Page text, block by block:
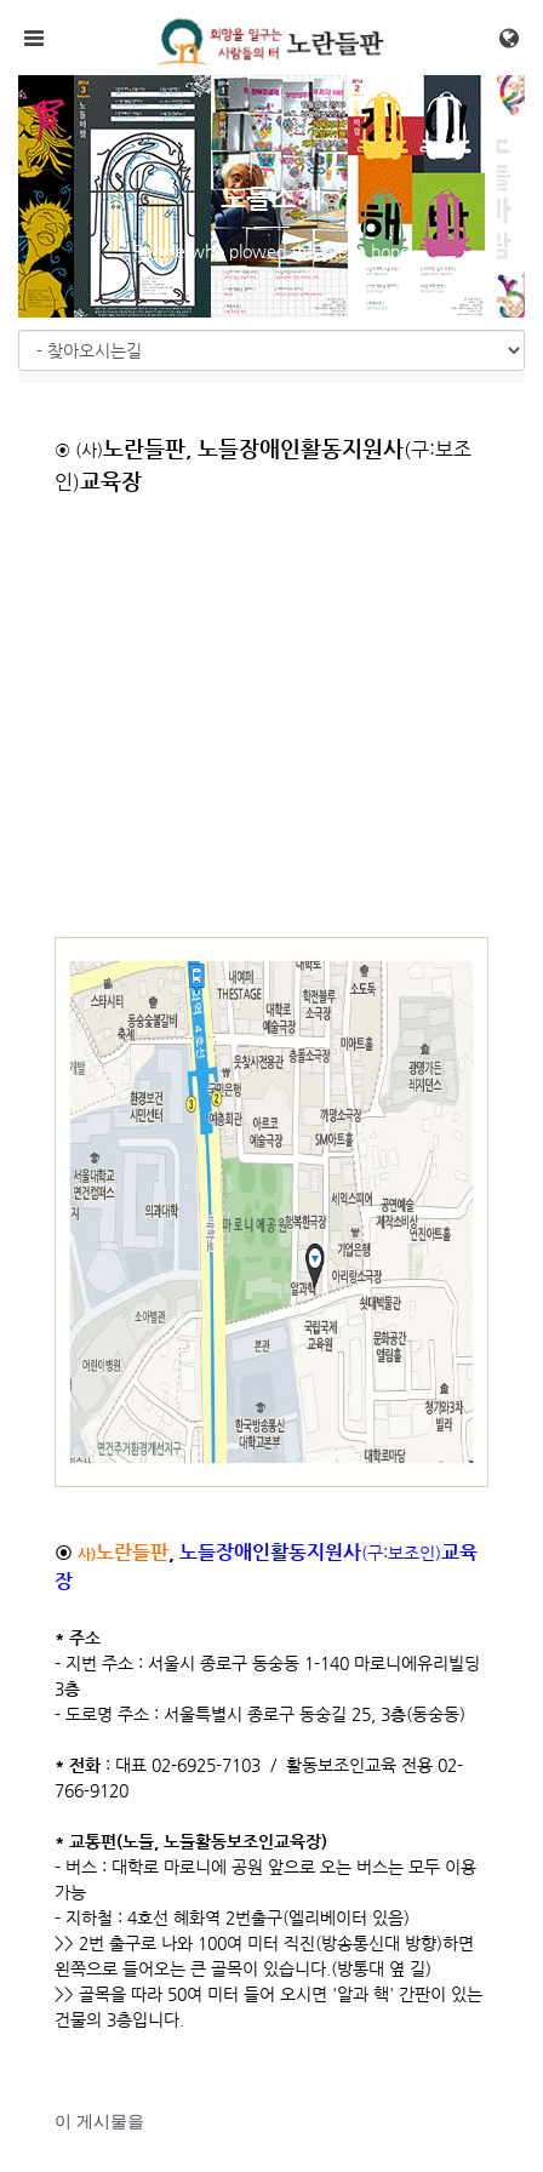
노들소개
People who plowed the site in hope
⊙ (사)노란들판, 노들장애인활동지원사(구:보조
인)교육장
⊙ 사)노란들판 노들장애인활동지원사(구:보조인)교육
장
* 주소
- 지번 주소 : 서울시 종로구 동숭동 1-140 마로니에유리빌딩
3층
- 도로명 주소 : 서울특별시 종로구 동숭길 25, 3층(동숭동)
* 전화 : 대표 02-6925-7103 / 활동보조인교육 전용 02-
766-9120
* 교통편(노들, 노들활동보조인교육장)
- 버스 : 대학로 마로니에 공원 앞으로 오는 버스는 모두 이용
가능
- 지하철 : 4호선 혜화역 2번출구(엘리베이터 있음)
>> 2번 출구로 나와 100여 미터 직진(방송통신대 방향)하면
왼쪽으로 들어오는 큰 골목이 있습니다.(방통대 옆 길)
>> 골목을 따라 50여 미터 들어 오시면 '알과 핵' 간판이 있는
건물의 3층입니다.
이 게시물을